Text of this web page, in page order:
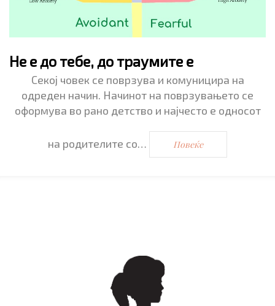
Не е до тебе, до траумите е
Секој човек се поврзува и комуницира на
одреден начин. Начинот на поврзувањето се
оформува во рано детство и најчесто е односот
на родителите со… Повеќе